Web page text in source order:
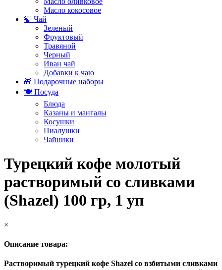
Масло кокосовое
🍃 Чай
Зеленый
Фруктовый
Травяной
Черный
Иван чай
Добавки к чаю
🎁 Подарочные наборы
🍽️ Посуда
Блюда
Казаны и мангалы
Косушки
Пиалушки
Чайники
Турецкий кофе молотый
растворимый со сливками
(Shazel) 100 гр, 1 уп
×
Описание товара:
Растворимый турецкий кофе Shazel со взбитыми сливками